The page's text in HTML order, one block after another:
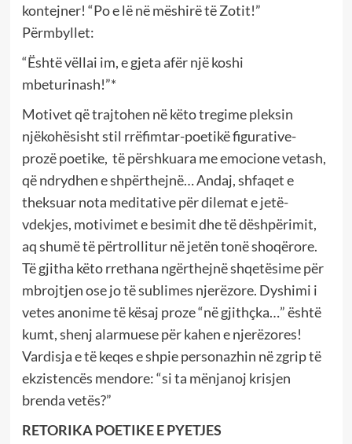
kontejner! “Po e lë në mëshirë të Zotit!”
Përmbyllet:
“Është vëllai im, e gjeta afër një koshi
mbeturinash!”*
Motivet që trajtohen në këto tregime pleksin
njëkohësisht stil rrëfimtar-poetikë figurative-
prozë poetike, të përshkuara me emocione vetash,
që ndrydhen e shpërthejnë… Andaj, shfaqet e
theksuar nota meditative për dilemat e jetë-
vdekjes, motivimet e besimit dhe të dëshpërimit,
aq shumë të përtrollitur në jetën tonë shoqërore.
Të gjitha këto rrethana ngërthejnë shqetësime për
mbrojtjen ose jo të sublimes njerëzore. Dyshimi i
vetes anonime të kësaj proze “në gjithçka…” është
kumt, shenj alarmuese për kahen e njerëzores!
Vardisja e të keqes e shpie personazhin në zgrip të
ekzistencës mendore: “si ta mënjanoj krisjen
brenda vetës?”
RETORIKA POETIKE E PYETJES